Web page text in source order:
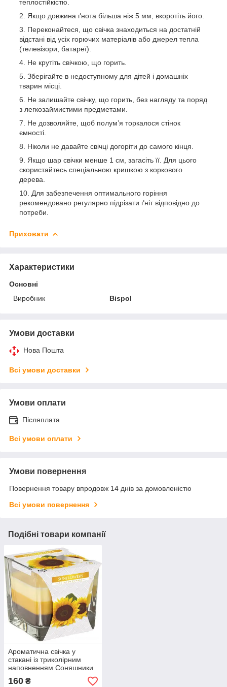
теплостійкістю.
Якщо довжина ґнота більша ніж 5 мм, вкоротіть його.
Переконайтеся, що свічка знаходиться на достатній
відстані від усіх горючих матеріалів або джерел тепла
(телевізори, батареї).
Не крутіть свічкою, що горить.
Зберігайте в недоступному для дітей і домашніх
тварин місці.
Не залишайте свічку, що горить, без нагляду та поряд
з легкозаймистими предметами.
Не дозволяйте, щоб полум’я торкалося стінок
ємності.
Ніколи не давайте свічці догоріти до самого кінця.
Якщо шар свічки менше 1 см, загасіть її. Для цього
скористайтесь спеціальною кришкою з коркового
дерева.
Для забезпечення оптимального горіння
рекомендовано регулярно підрізати ґніт відповідно до
потреби.
Приховати
Характеристики
Основні
Виробник
Bispol
Умови доставки
Нова Пошта
Всі умови доставки
Умови оплати
Післяплата
Всі умови оплати
Умови повернення
Повернення товару впродовж 14 днів за домовленістю
Всі умови повернення
Подібні товари компанії
Ароматична свічка у
стакані із триколірним
наповненням Соняшники
(SNK80-330)
160 ₴